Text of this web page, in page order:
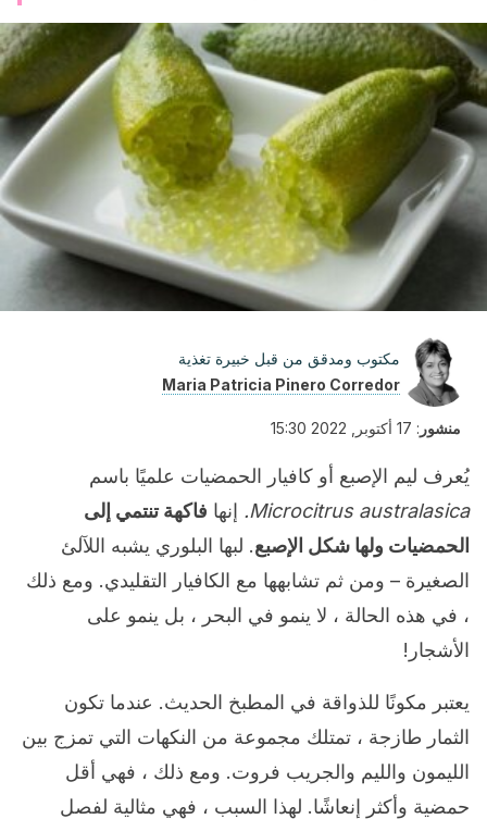
مكتوب ومدقق من قبل خبيرة تغذية
Maria Patricia Pinero Corredor
منشور : 17 أكتوبر, 2022 15:30
يُعرف ليم الإصبع أو كافيار الحمضيات علميًا باسم
Microcitrus australasica.
إنها فاكهة تنتمي إلى
الحمضيات ولها شكل الإصبع. لبها البلوري يشبه اللآلئ
الصغيرة – ومن ثم تشابهها مع الكافيار التقليدي. ومع ذلك
، في هذه الحالة ، لا ينمو في البحر ، بل ينمو على
الأشجار!
يعتبر مكونًا للذواقة في المطبخ الحديث. عندما تكون
الثمار طازجة ، تمتلك مجموعة من النكهات التي تمزج بين
الليمون والليم والجريب فروت. ومع ذلك ، فهي أقل
حمضية وأكثر إنعاشًا. لهذا السبب ، فهي مثالية لفصل